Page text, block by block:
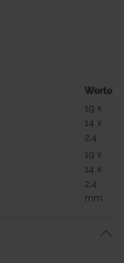
Werte
19 x
14 x
2,4
19 x
14 x
2,4
mm